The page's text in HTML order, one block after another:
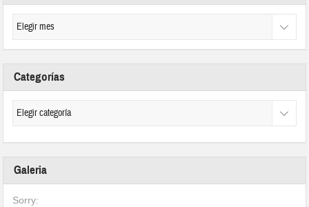
Categorías
Galeria
Sorry: